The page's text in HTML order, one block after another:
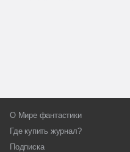
О Мире фантастики
Где купить журнал?
Подписка